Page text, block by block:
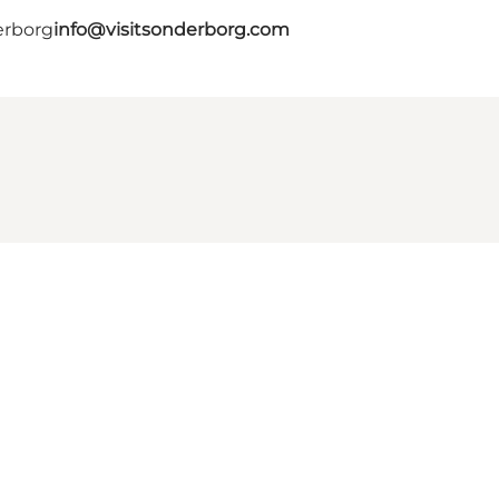
info@visitsonderborg.com